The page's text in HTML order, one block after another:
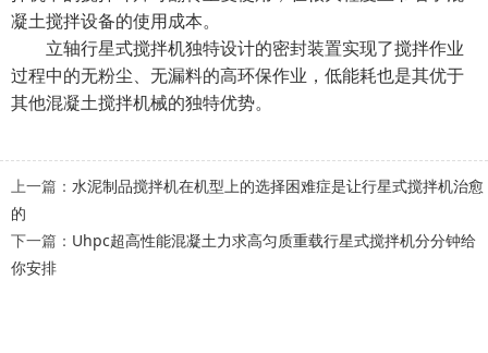
凝土搅拌设备的使用成本。
立轴行星式搅拌机独特设计的密封装置实现了搅拌作业
过程中的无粉尘、无漏料的高环保作业，低能耗也是其优于
其他混凝土搅拌机械的独特优势。
上一篇： 水泥制品搅拌机在机型上的选择困难症是让行星式搅拌机治愈
的
下一篇： Uhpc超高性能混凝土力求高匀质重载行星式搅拌机分分钟给
你安排